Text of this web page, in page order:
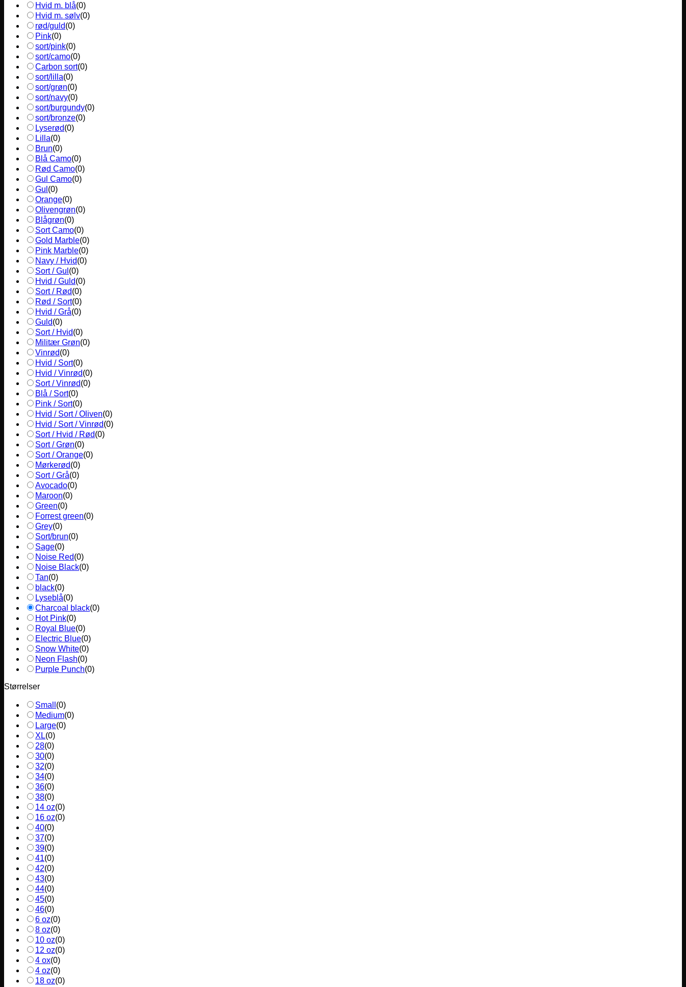
Hvid m. blå(0)
Hvid m. sølv(0)
rød/guld(0)
Pink(0)
sort/pink(0)
sort/camo(0)
Carbon sort(0)
sort/lilla(0)
sort/grøn(0)
sort/navy(0)
sort/burgundy(0)
sort/bronze(0)
Lyserød(0)
Lilla(0)
Brun(0)
Blå Camo(0)
Rød Camo(0)
Gul Camo(0)
Gul (0)
Orange(0)
Olivengrøn(0)
Blågrøn(0)
Sort Camo(0)
Gold Marble(0)
Pink Marble(0)
Navy / Hvid(0)
Sort / Gul (0)
Hvid / Guld(0)
Sort / Rød(0)
Rød / Sort(0)
Hvid / Grå(0)
Guld(0)
Sort / Hvid(0)
Militær Grøn(0)
Vinrød(0)
Hvid / Sort(0)
Hvid / Vinrød(0)
Sort / Vinrød(0)
Blå / Sort(0)
Pink / Sort(0)
Hvid / Sort / Oliven(0)
Hvid / Sort / Vinrød(0)
Sort / Hvid / Rød(0)
Sort / Grøn(0)
Sort / Orange(0)
Mørkerød(0)
Sort / Grå(0)
Avocado(0)
Maroon(0)
Green(0)
Forrest green(0)
Grey(0)
Sort/brun(0)
Sage(0)
Noise Red(0)
Noise Black(0)
Tan(0)
black(0)
Lyseblå(0)
Charcoal black(0)
Hot Pink(0)
Royal Blue(0)
Electric Blue(0)
Snow White(0)
Neon Flash(0)
Purple Punch(0)
Størrelser
Small (0)
Medium(0)
Large(0)
XL(0)
28(0)
30(0)
32(0)
34(0)
36(0)
38(0)
14 oz(0)
16 oz(0)
40(0)
37(0)
39(0)
41(0)
42(0)
43(0)
44(0)
45(0)
46(0)
6 oz(0)
8 oz(0)
10 oz(0)
12 oz(0)
4 ox(0)
4 oz(0)
18 oz(0)